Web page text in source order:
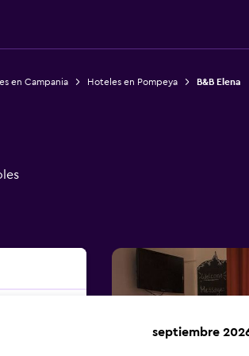
en Campania Hoteles en Pompeya B&B Elena
septiembre